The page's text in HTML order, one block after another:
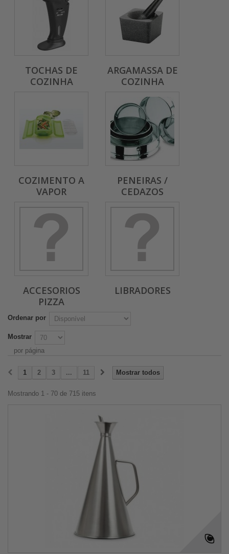
TOCHAS DE
COZINHA
ARGAMASSA DE
COZINHA
COZIMENTO A
VAPOR
PENEIRAS /
CEDAZOS
ACCESORIOS
PIZZA
LIBRADORES
Ordenar por
Mostrar
por página
Mostrar todos
1 2 3 ... 11
Mostrando 1 - 70 de 715 itens